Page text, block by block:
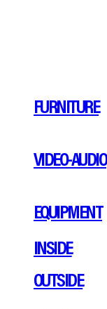
FURNITURE
VIDEO-AUDIO
EQUIPMENT
INSIDE
OUTSIDE